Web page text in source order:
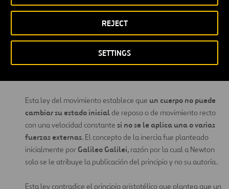
SETTINGS
REJECT
todasplanteadas en fórmulas matemáticas.
Primera Ley de Newton o ley de inercia
Todo cuerpo preserva su estado de reposo o movimiento
uniforme y rectilíneo a no ser que sea obligado a cambiar su
Esta ley del movimiento establece que un cuerpo no puede
cambiar su estado inicialde reposo o de movimiento recto
con una velocidad constante si no se le aplica una o varias
fuerzas externas. El concepto de la inercia fue planteado
inicialmente por Galileo Galilei, razón por la cual a Newton
solo se le atribuye la publicación del principio y no su autoría.
Esta ley contradice el principio aristotélico que plantea que un